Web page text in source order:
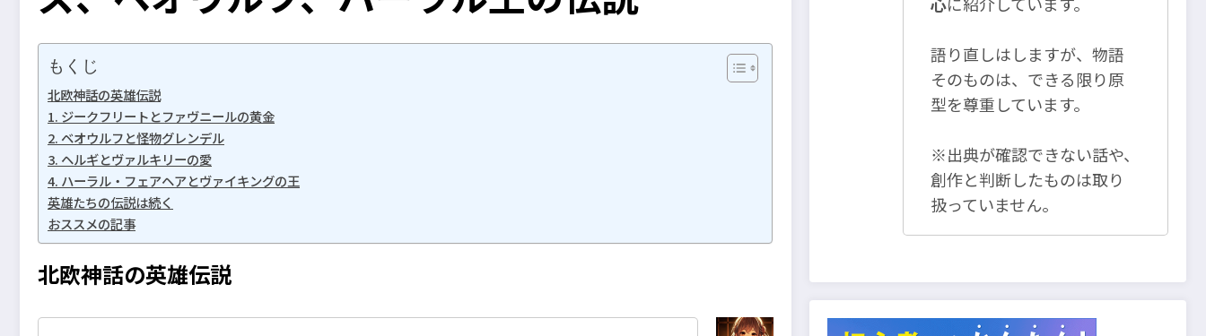
もくじ
北欧神話の英雄伝説
1. ジークフリートとファヴニールの黄金
2. ベオウルフと怪物グレンデル
3. ヘルギとヴァルキリーの愛
4. ハーラル・フェアヘアとヴァイキングの王
英雄たちの伝説は続く
おススメの記事
北欧神話の英雄伝説
語り直しはしますが、物語
そのものは、できる限り原
型を尊重しています。
※出典が確認できない話や、
創作と判断したものは取り
扱っていません。